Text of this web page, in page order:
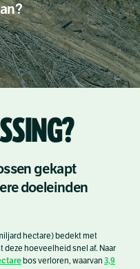
gekapt
doeleinden
hectare) bedekt met
hoeveelheid snel af. Naar
bos verloren, waarvan 3,9